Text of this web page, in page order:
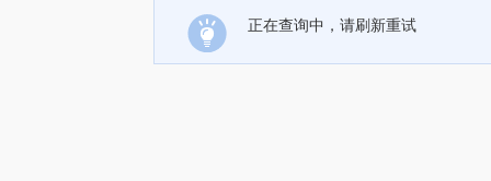
正在查询中，请刷新重试